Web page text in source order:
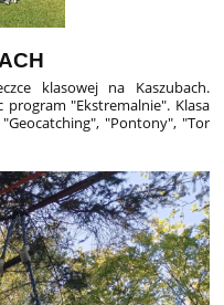
klasowej na Kaszubach.
program "Ekstremalnie". Klasa
"Geocatching", "Pontony", "Tor